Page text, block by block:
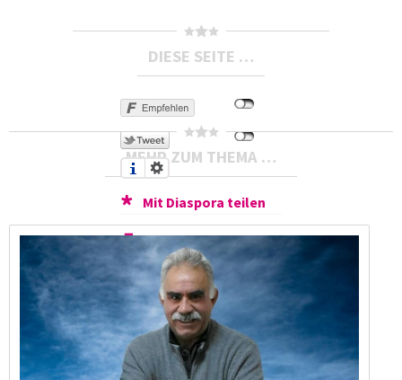
DIESE SEITE …
Mit Diaspora teilen
Druckversion
Als E-Mail
verschicken
MEHR ZUM THEMA …